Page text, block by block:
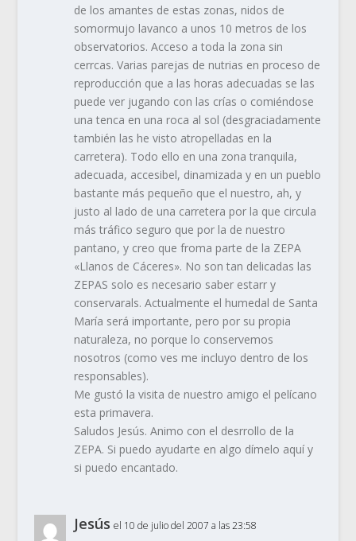
de los amantes de estas zonas, nidos de
somormujo lavanco a unos 10 metros de los
observatorios. Acceso a toda la zona sin
cerrcas. Varias parejas de nutrias en proceso de
reproducción que a las horas adecuadas se las
puede ver jugando con las crías o comiéndose
una tenca en una roca al sol (desgraciadamente
también las he visto atropelladas en la
carretera). Todo ello en una zona tranquila,
adecuada, accesibel, dinamizada y en un pueblo
bastante más pequeño que el nuestro, ah, y
justo al lado de una carretera por la que circula
más tráfico seguro que por la de nuestro
pantano, y creo que froma parte de la ZEPA
«Llanos de Cáceres». No son tan delicadas las
ZEPAS solo es necesario saber estarr y
conservarals. Actualmente el humedal de Santa
María será importante, pero por su propia
naturaleza, no porque lo conservemos
nosotros (como ves me incluyo dentro de los
responsables).
Me gustó la visita de nuestro amigo el pelícano
esta primavera.
Saludos Jesús. Animo con el desrrollo de la
ZEPA. Si puedo ayudarte en algo dímelo aquí y
si puedo encantado.
Jesús el 10 de julio del 2007 a las 23:58